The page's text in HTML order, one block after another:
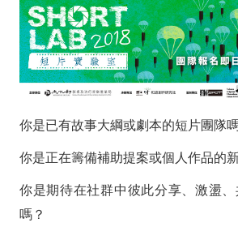
工
作
坊
現
正
招
生
你是已有故事大綱或劇本的短片團隊
你是正在籌備補助提案或個人作品的
你是期待在社群中彼此分享、激盪
嗎？